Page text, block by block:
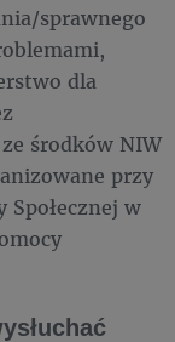
sprawnego
dla
środków NIW
przy
Społecznej w